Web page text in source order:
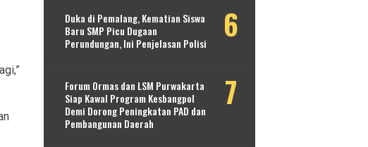
Duka di Pemalang, Kematian Siswa
Baru SMP Picu Dugaan
Perundungan, Ini Penjelasan Polisi
Forum Ormas dan LSM Purwakarta
Siap Kawal Program Kesbangpol
Demi Dorong Peningkatan PAD dan
Pembangunan Daerah